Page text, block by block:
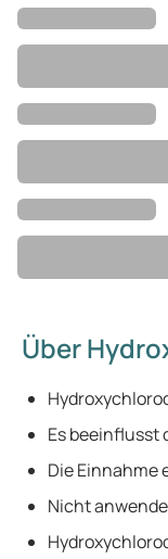
Über
Es beeinflusst
Die Einnahme
Nicht